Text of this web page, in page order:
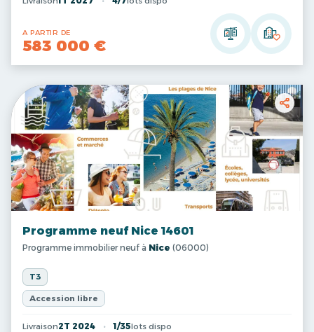
A PARTIR DE
583 000 €
Programme neuf Nice 14601
Programme immobilier neuf à Nice (06000)
T3
Accession libre
Livraison2T 2024 1/35lots dispo